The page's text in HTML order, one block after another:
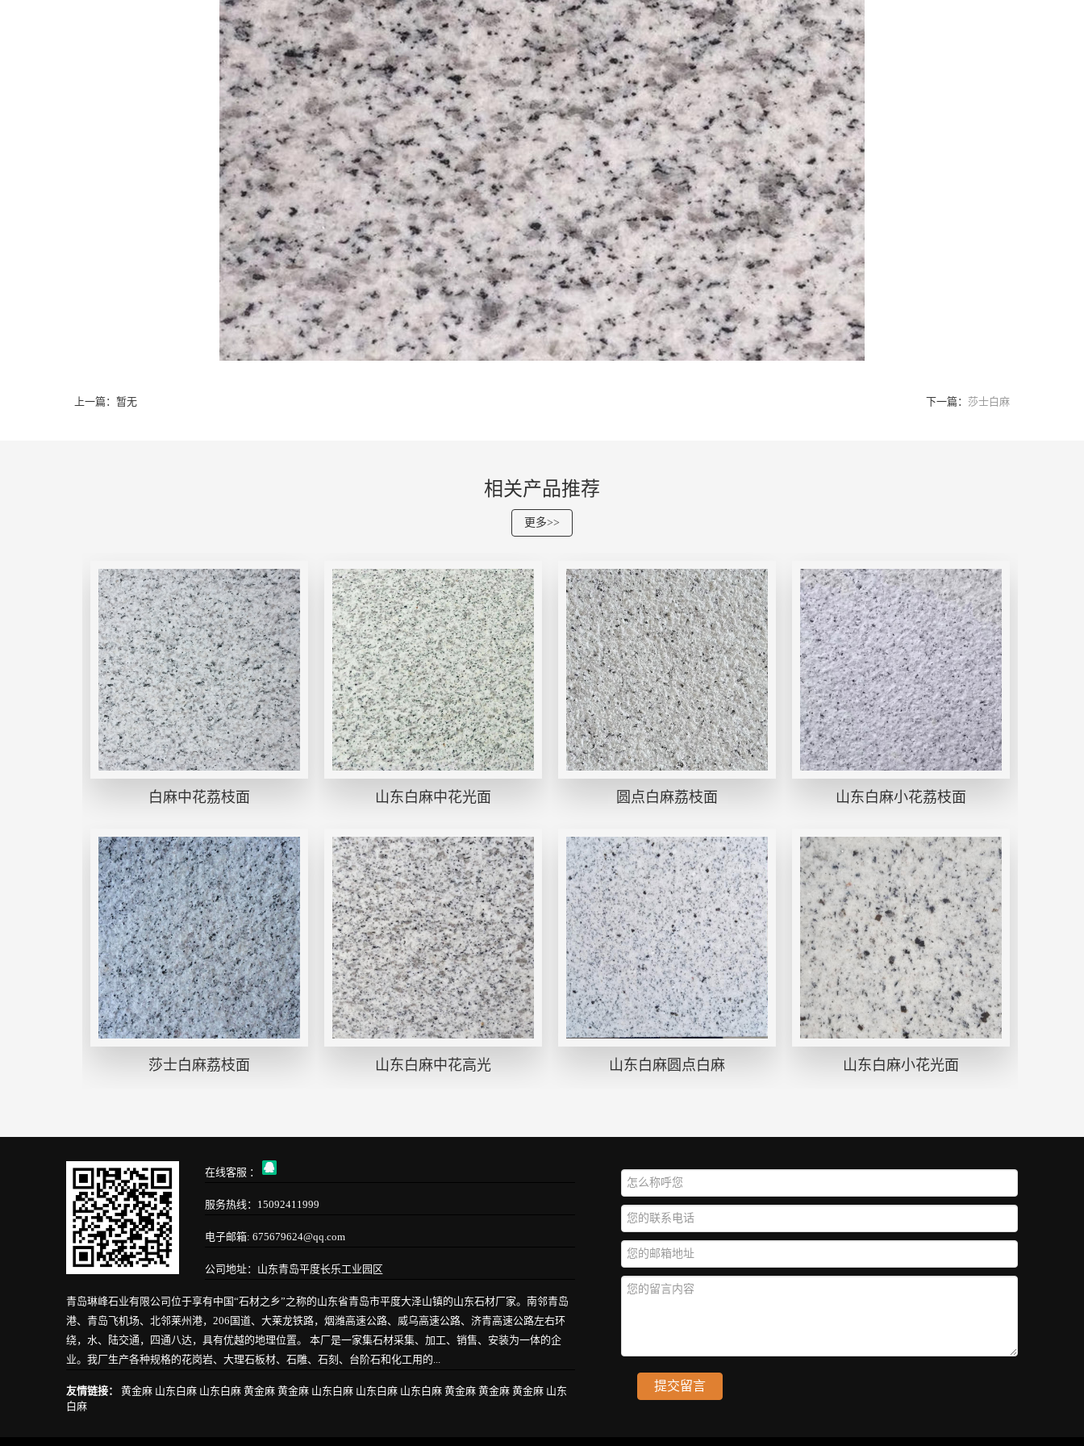
上一篇：暂无 下一篇： 莎士白麻
相关产品推荐
更多>>
白麻中花荔枝面 山东白麻中花光面 圆点白麻荔枝面 山东白麻小花荔枝面
莎士白麻荔枝面 山东白麻中花高光 山东白麻圆点白麻 山东白麻小花光面
在线客服 ：
服务热线：15092411999
电子邮箱: 675679624@qq.com
公司地址：山东青岛平度长乐工业园区
青岛琳峰石业有限公司位于享有中国“石材之乡”之称的山东省青岛市平度大泽山镇的山东石材厂家。南邻青岛
港、青岛飞机场、北邻莱州港，206国道、大莱龙铁路，烟潍高速公路、威乌高速公路、济青高速公路左右环
绕，水、陆交通，四通八达，具有优越的地理位置。 本厂是一家集石材采集、加工、销售、安装为一体的企
业。我厂生产各种规格的花岗岩、大理石板材、石雕、石刻、台阶石和化工用的...
友情链接： 黄金麻 山东白麻 山东白麻 黄金麻 黄金麻 山东白麻 山东白麻 山东白麻 黄金麻 黄金麻 黄金麻 山东
白麻